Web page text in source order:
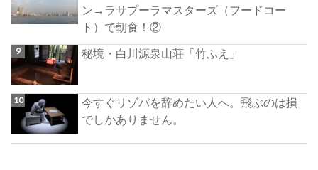
ン→ラサプーラマスターズ（フードコー
ト）で朝食！②
秘境・白川源泉山荘「竹ふえ」
今すぐリゾバを辞めたい人へ。飛ぶのは損
でしかありません。